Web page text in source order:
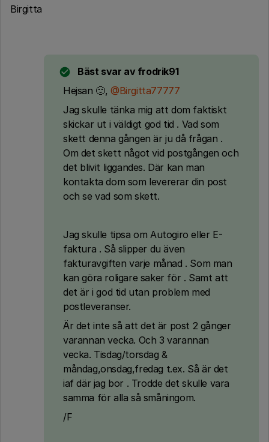
Birgitta
Bäst svar av frodrik91
Hejsan 🙂, @Birgitta77777
Jag skulle tänka mig att dom faktiskt
skickar ut i väldigt god tid . Vad som
skett denna gången är ju då frågan .
Om det skett något vid postgången och
det blivit liggandes. Där kan man
kontakta dom som levererar din post
och se vad som skett.
Jag skulle tipsa om Autogiro eller E-
faktura . Så slipper du även
fakturavgiften varje månad . Som man
kan göra roligare saker för . Samt att
det är i god tid utan problem med
postleveranser.
Är det inte så att det är post 2 gånger
varannan vecka. Och 3 varannan
vecka. Tisdag/torsdag &
måndag,onsdag,fredag t.ex. Så är det
iaf där jag bor . Trodde det skulle vara
samma för alla så småningom.
/F